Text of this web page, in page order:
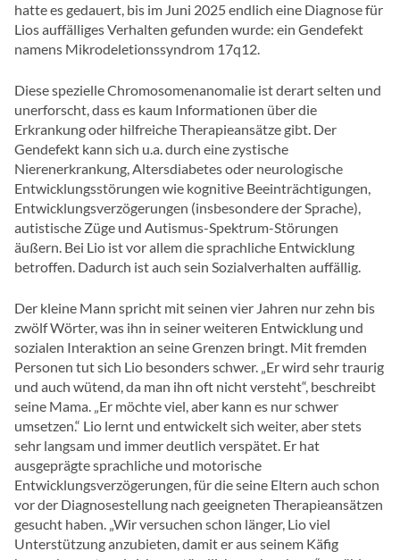
hatte es gedauert, bis im Juni 2025 endlich eine Diagnose für
Lios auffälliges Verhalten gefunden wurde: ein Gendefekt
namens Mikrodeletionssyndrom 17q12.
Diese spezielle Chromosomenanomalie ist derart selten und
unerforscht, dass es kaum Informationen über die
Erkrankung oder hilfreiche Therapieansätze gibt. Der
Gendefekt kann sich u.a. durch eine zystische
Nierenerkrankung, Altersdiabetes oder neurologische
Entwicklungsstörungen wie kognitive Beeinträchtigungen,
Entwicklungsverzögerungen (insbesondere der Sprache),
autistische Züge und Autismus-Spektrum-Störungen
äußern. Bei Lio ist vor allem die sprachliche Entwicklung
betroffen. Dadurch ist auch sein Sozialverhalten auffällig.
Der kleine Mann spricht mit seinen vier Jahren nur zehn bis
zwölf Wörter, was ihn in seiner weiteren Entwicklung und
sozialen Interaktion an seine Grenzen bringt. Mit fremden
Personen tut sich Lio besonders schwer. „Er wird sehr traurig
und auch wütend, da man ihn oft nicht versteht“, beschreibt
seine Mama. „Er möchte viel, aber kann es nur schwer
umsetzen.“ Lio lernt und entwickelt sich weiter, aber stets
sehr langsam und immer deutlich verspätet. Er hat
ausgeprägte sprachliche und motorische
Entwicklungsverzögerungen, für die seine Eltern auch schon
vor der Diagnosestellung nach geeigneten Therapieansätzen
gesucht haben. „Wir versuchen schon länger, Lio viel
Unterstützung anzubieten, damit er aus seinem Käfig